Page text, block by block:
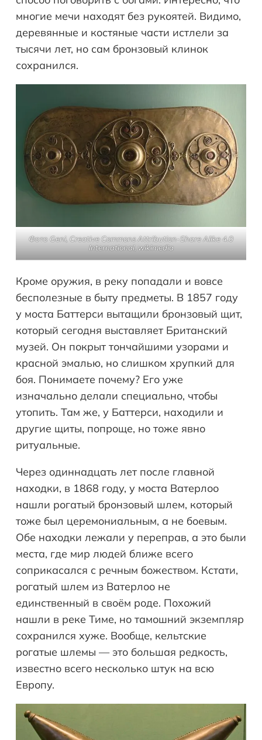
многие мечи находят без рукоятей. Видимо,
деревянные и костяные части истлели за
тысячи лет, но сам бронзовый клинок
сохранился.
Фото Geni, Creative Commons Attribution-Share Alike 4.0
International, wikimedia
Кроме оружия, в реку попадали и вовсе
бесполезные в быту предметы. В 1857 году
у моста Баттерси вытащили бронзовый щит,
который сегодня выставляет Британский
музей. Он покрыт тончайшими узорами и
красной эмалью, но слишком хрупкий для
боя. Понимаете почему? Его уже
изначально делали специально, чтобы
утопить. Там же, у Баттерси, находили и
другие щиты, попроще, но тоже явно
ритуальные.
Через одиннадцать лет после главной
находки, в 1868 году, у моста Ватерлоо
нашли рогатый бронзовый шлем, который
тоже был церемониальным, а не боевым.
Обе находки лежали у переправ, а это были
места, где мир людей ближе всего
соприкасался с речным божеством. Кстати,
рогатый шлем из Ватерлоо не
единственный в своём роде. Похожий
нашли в реке Тиме, но тамошний экземпляр
сохранился хуже. Вообще, кельтские
рогатые шлемы — это большая редкость,
известно всего несколько штук на всю
Европу.